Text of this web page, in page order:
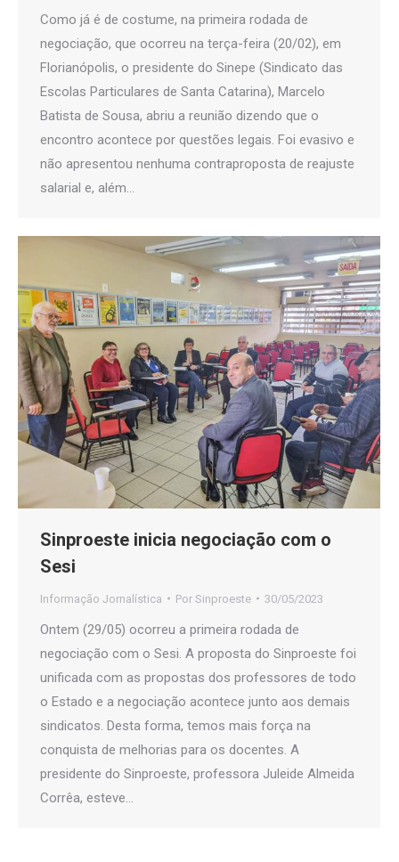
Como já é de costume, na primeira rodada de
negociação, que ocorreu na terça-feira (20/02), em
Florianópolis, o presidente do Sinepe (Sindicato das
Escolas Particulares de Santa Catarina), Marcelo
Batista de Sousa, abriu a reunião dizendo que o
encontro acontece por questões legais. Foi evasivo e
não apresentou nenhuma contraproposta de reajuste
salarial e, além…
Sinproeste inicia negociação com o
Sesi
Informação Jornalística Por Sinproeste 30/05/2023
Ontem (29/05) ocorreu a primeira rodada de
negociação com o Sesi. A proposta do Sinproeste foi
unificada com as propostas dos professores de todo
o Estado e a negociação acontece junto aos demais
sindicatos. Desta forma, temos mais força na
conquista de melhorias para os docentes. A
presidente do Sinproeste, professora Juleide Almeida
Corrêa, esteve…